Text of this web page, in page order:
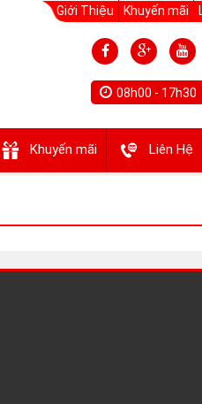
Giới Thiệu Khuyến mãi
08h00 - 17h30
Khuyến mãi Liên Hệ